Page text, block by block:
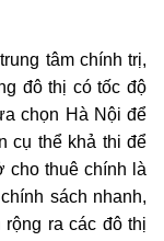
tâm chính trị,
đô thị có tốc độ
chọn Hà Nội để
cụ thể khả thi để
cho thuê chính là
sách nhanh,
ra các đô thị